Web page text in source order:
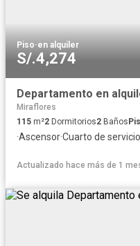
Piso·en alquiler
S/.4,274
Miraflores
115 m²2 Dormitorios2 Baños
·Ascensor·Cuarto de servicio
Actualizado hace más de 1